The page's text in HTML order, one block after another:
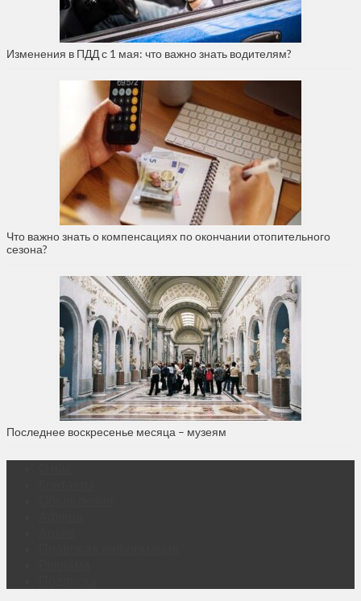
Изменения в ПДД с 1 мая: что важно знать водителям?
Что важно знать о компенсациях по окончании отопительного
сезона?
Последнее воскресенье месяца – музеям